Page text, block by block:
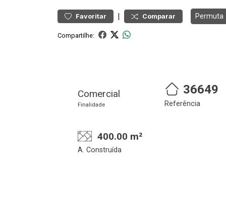
Favoritar | Comparar Permuta
Compartilhe:
Comercial
Finalidade
36649
Referência
400.00 m²
A. Construída
Realize o login